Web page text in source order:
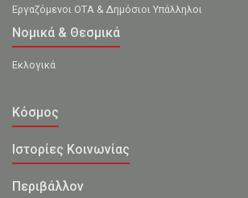
Εργαζόμενοι ΟΤΑ & Δημόσιοι Υπάλληλοι
Νομικά & Θεσμικά
Εκλογικά
Κόσμος
Ιστορίες Κοινωνίας
Περιβάλλον